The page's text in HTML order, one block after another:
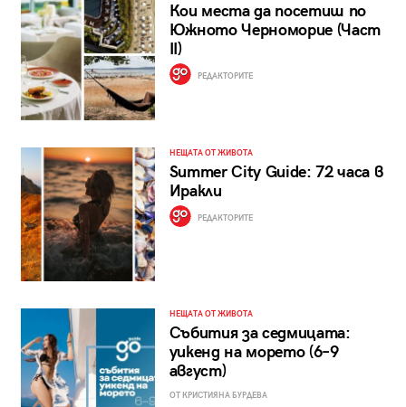
Кои места да посетиш по
Южното Черноморие (Част
II)
РЕДАКТОРИТЕ
НЕЩАТА ОТ ЖИВОТА
Summer City Guide: 72 часа в
Иракли
РЕДАКТОРИТЕ
НЕЩАТА ОТ ЖИВОТА
Събития за седмицата:
уикенд на морето (6–9
август)
ОТ КРИСТИЯНА БУРДЕВА